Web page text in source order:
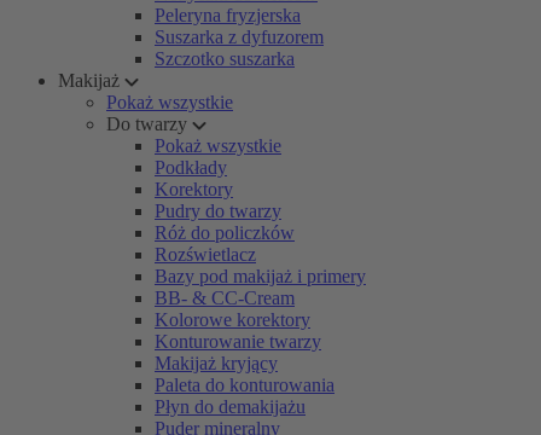
Peleryna fryzjerska
Suszarka z dyfuzorem
Szczotko suszarka
Makijaż
Pokaż wszystkie
Do twarzy
Pokaż wszystkie
Podkłady
Korektory
Pudry do twarzy
Róż do policzków
Rozświetlacz
Bazy pod makijaż i primery
BB- & CC-Cream
Kolorowe korektory
Konturowanie twarzy
Makijaż kryjący
Paleta do konturowania
Płyn do demakijażu
Puder mineralny